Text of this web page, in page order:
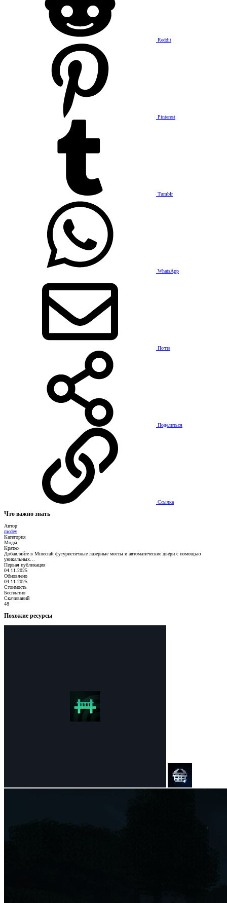
Reddit
Pinterest
Tumblr
WhatsApp
Почта
Поделиться
Ссылка
Что важно знать
Автор
mcdev
Категория
Моды
Кратко
Добавляйте в Minecraft футуристичные лазерные мосты и автоматические двери с помощью
уникальных…
Первая публикация
04.11.2025
Обновлено
04.11.2025
Стоимость
Бесплатно
Скачиваний
48
Похожие ресурсы